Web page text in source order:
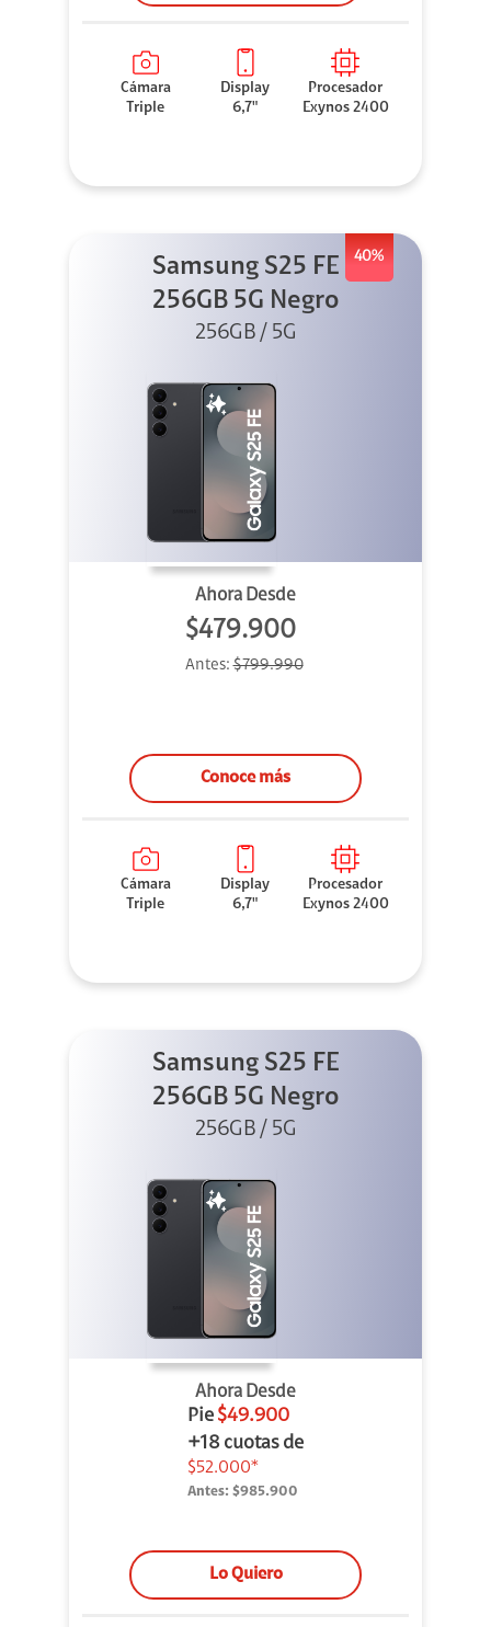
Cámara
Triple
Display
6,7"
Procesador
Exynos 2400
40%
Samsung S25 FE
256GB 5G Negro
256GB / 5G
Ahora Desde
$479.900
Antes:$799.990
Conoce más
Cámara
Triple
Display
6,7"
Procesador
Exynos 2400
Samsung S25 FE
256GB 5G Negro
256GB / 5G
Ahora Desde
Pie $49.900
+18 cuotas de
$52.000*
Antes: $985.900
Lo Quiero